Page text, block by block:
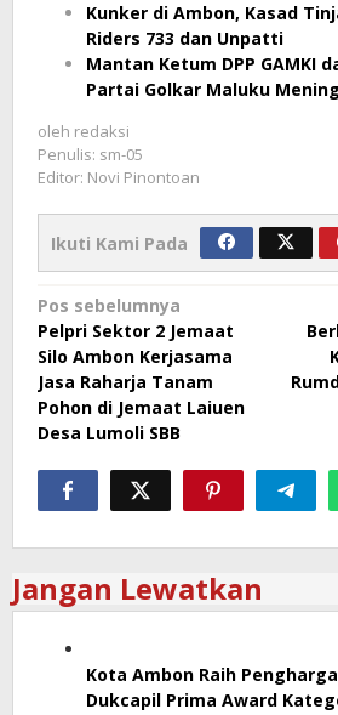
Kunker di Ambon, Kasad
Riders 733 dan Unpatti
Mantan Ketum DPP GAMKI
Partai Golkar Maluku
oleh redaksi
Penulis: sm-05
Editor: Novi Pinontoan
Ikuti Kami Pada
Navigasi
pos
Pos sebelumnya
Pelpri Sektor 2 Jemaat
Silo Ambon Kerjasama
Jasa Raharja Tanam
Pohon di Jemaat Laiuen
Desa Lumoli SBB
Jangan Lewatkan
Kota Ambon Raih
Dukcapil Prima Award